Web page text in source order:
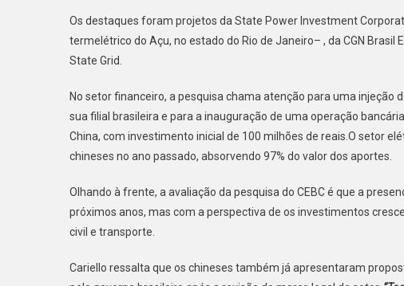
Os destaques foram projetos da State Power Investment
termelétrico do Açu, no estado do Rio de Janeiro– , da CGN
State Grid.
No setor financeiro, a pesquisa chama atenção para uma injeção
sua filial brasileira e para a inauguração de uma operação
China, com investimento inicial de 100 milhões de reais.O setor
chineses no ano passado, absorvendo 97% do valor dos aportes.
Olhando à frente, a avaliação da pesquisa do CEBC é que a
próximos anos, mas com a perspectiva de os investimentos
civil e transporte.
Cariello ressalta que os chineses também já apresentaram